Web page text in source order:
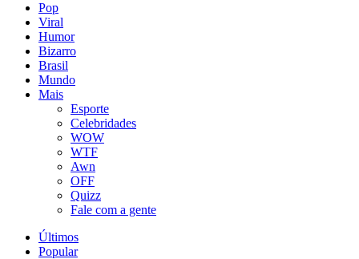
Pop
Viral
Humor
Bizarro
Brasil
Mundo
Mais
Esporte
Celebridades
WOW
WTF
Awn
OFF
Quizz
Fale com a gente
Últimos
Popular